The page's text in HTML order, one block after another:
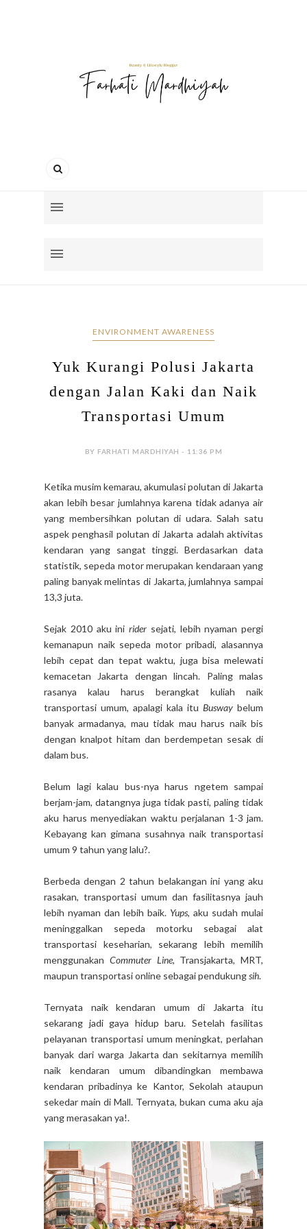
ENVIRONMENT AWARENESS
Yuk Kurangi Polusi Jakarta
dengan Jalan Kaki dan Naik
Transportasi Umum
BY FARHATI MARDHIYAH - 11:36 PM
Ketika musim kemarau, akumulasi polutan di Jakarta
akan lebih besar jumlahnya karena tidak adanya air
yang membersihkan polutan di udara. Salah satu
aspek penghasil polutan di Jakarta adalah aktivitas
kendaran yang sangat tinggi. Berdasarkan data
statistik, sepeda motor merupakan kendaraan yang
paling banyak melintas di Jakarta, jumlahnya sampai
13,3 juta.
Sejak 2010 aku ini rider sejati, lebih nyaman pergi
kemanapun naik sepeda motor pribadi, alasannya
lebih cepat dan tepat waktu, juga bisa melewati
kemacetan Jakarta dengan lincah. Paling malas
rasanya kalau harus berangkat kuliah naik
transportasi umum, apalagi kala itu Busway belum
banyak armadanya, mau tidak mau harus naik bis
dengan knalpot hitam dan berdempetan sesak di
dalam bus.
Belum lagi kalau bus-nya harus ngetem sampai
berjam-jam, datangnya juga tidak pasti, paling tidak
aku harus menyediakan waktu perjalanan 1-3 jam.
Kebayang kan gimana susahnya naik transportasi
umum 9 tahun yang lalu?.
Berbeda dengan 2 tahun belakangan ini yang aku
rasakan, transportasi umum dan fasilitasnya jauh
lebih nyaman dan lebih baik. Yups, aku sudah mulai
meninggalkan sepeda motorku sebagai alat
transportasi keseharian, sekarang lebih memilih
menggunakan Commuter Line, Transjakarta, MRT,
maupun transportasi online sebagai pendukungsih.
Ternyata naik kendaran umum di Jakarta itu
sekarang jadi gaya hidup baru. Setelah fasilitas
pelayanan transportasi umum meningkat, perlahan
banyak dari warga Jakarta dan sekitarnya memilih
naik kendaran umum dibandingkan membawa
kendaran pribadinya ke Kantor, Sekolah ataupun
sekedar main di Mall. Ternyata, bukan cuma aku aja
yang merasakan ya!.